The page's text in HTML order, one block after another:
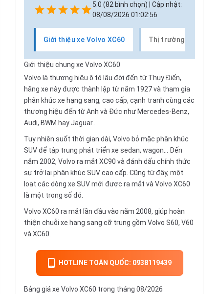
5.0 (82 bình chọn) | Cập nhật:
08/08/2026 01:02:56
Giới thiệu xe Volvo XC60 Thị trường xe Volvo
Giới thiệu chung xe Volvo XC60
Volvo là thương hiệu ô tô lâu đời đến từ Thụy Điển,
hãng xe này được thành lập từ năm 1927 và tham gia
phân khúc xe hạng sang, cao cấp, cạnh tranh cùng các
thương hiệu đến từ Anh và Đức như Mercedes-Benz,
Audi, BWM hay Jaguar...
Tuy nhiên suốt thời gian dài, Volvo bỏ mặc phân khúc
SUV để tập trung phát triển xe sedan, wagon... Đến
năm 2002, Volvo ra mắt XC90 và đánh dấu chính thức
sự trở lại phân khúc SUV cao cấp. Cũng từ đây, một
loạt các dòng xe SUV mới được ra mắt và Volvo XC60
là một trong số đó.
Volvo XC60 ra mắt lần đầu vào năm 2008, giúp hoàn
thiện chuỗi xe hạng sang cỡ trung gồm Volvo S60, V60
và XC60.
HOTLINE TOÀN QUỐC: 0938119439
Bảng giá xe Volvo XC60 trong tháng 08/2026